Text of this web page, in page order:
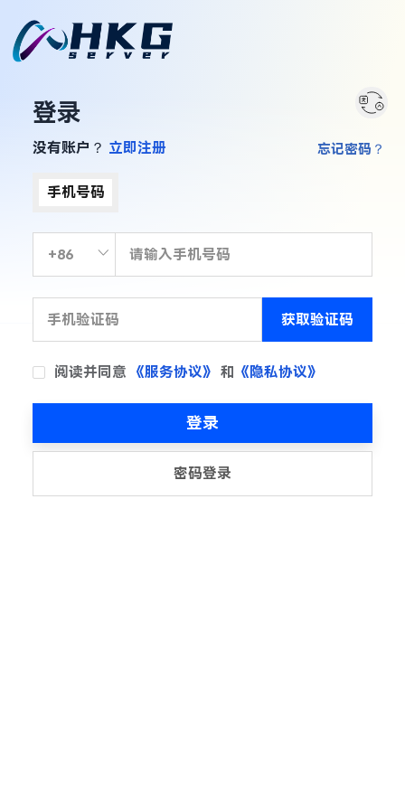
登录
没有账户？ 立即注册
手机号码
获取验证码
阅读并同意 《服务协议》 和 《隐私协议》
忘记密码？
登录
密码登录